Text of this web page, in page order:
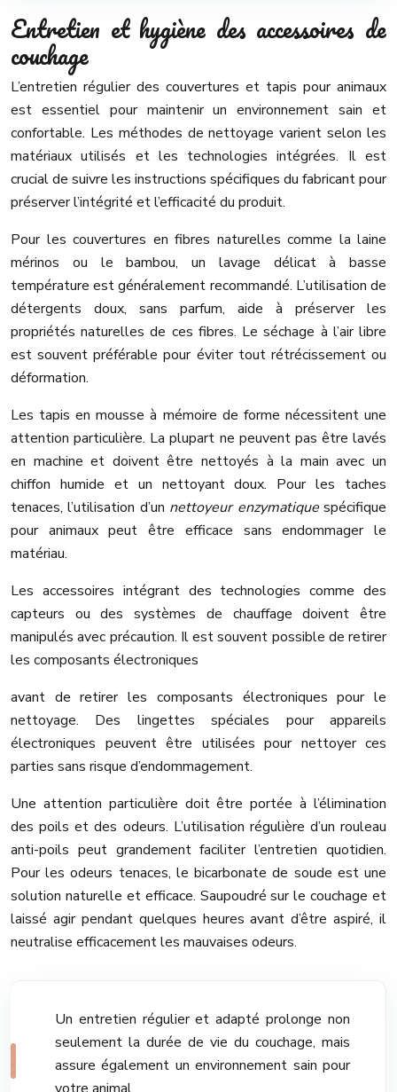
Entretien et hygiène des accessoires de
couchage
L’entretien régulier des couvertures et tapis pour animaux
est essentiel pour maintenir un environnement sain et
confortable. Les méthodes de nettoyage varient selon les
matériaux utilisés et les technologies intégrées. Il est
crucial de suivre les instructions spécifiques du fabricant pour
préserver l’intégrité et l’efficacité du produit.
Pour les couvertures en fibres naturelles comme la laine
mérinos ou le bambou, un lavage délicat à basse
température est généralement recommandé. L’utilisation de
détergents doux, sans parfum, aide à préserver les
propriétés naturelles de ces fibres. Le séchage à l’air libre
est souvent préférable pour éviter tout rétrécissement ou
déformation.
Les tapis en mousse à mémoire de forme nécessitent une
attention particulière. La plupart ne peuvent pas être lavés
en machine et doivent être nettoyés à la main avec un
chiffon humide et un nettoyant doux. Pour les taches
tenaces, l’utilisation d’un nettoyeur enzymatiquespécifique
pour animaux peut être efficace sans endommager le
matériau.
Les accessoires intégrant des technologies comme des
capteurs ou des systèmes de chauffage doivent être
manipulés avec précaution. Il est souvent possible de retirer
les composants électroniques
avant de retirer les composants électroniques pour le
nettoyage. Des lingettes spéciales pour appareils
électroniques peuvent être utilisées pour nettoyer ces
parties sans risque d’endommagement.
Une attention particulière doit être portée à l’élimination
des poils et des odeurs. L’utilisation régulière d’un rouleau
anti-poils peut grandement faciliter l’entretien quotidien.
Pour les odeurs tenaces, le bicarbonate de soude est une
solution naturelle et efficace. Saupoudré sur le couchage et
laissé agir pendant quelques heures avant d’être aspiré, il
neutralise efficacement les mauvaises odeurs.
Un entretien régulier et adapté prolonge non
seulement la durée de vie du couchage, mais
assure également un environnement sain pour